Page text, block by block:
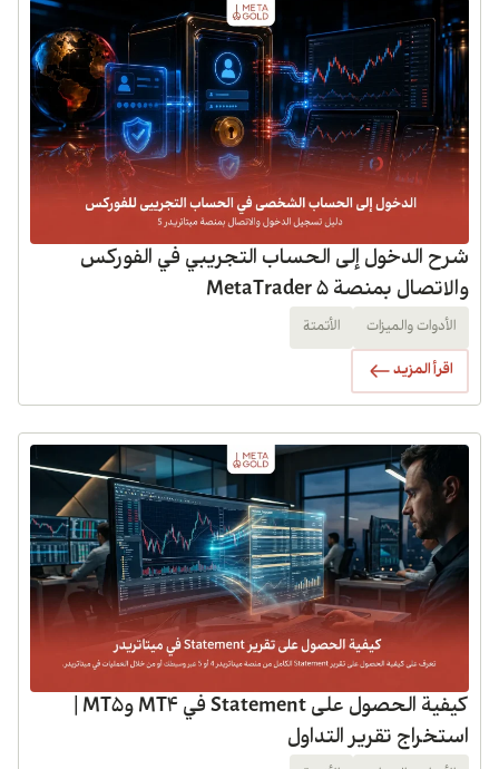
شرح الدخول إلى الحساب التجريبي في الفوركس
والاتصال بمنصة MetaTrader 5
الأدوات والميزات الأتمتة
اقرأ المزيد
كيفية الحصول على Statement في MT4 وMT5 |
استخراج تقرير التداول